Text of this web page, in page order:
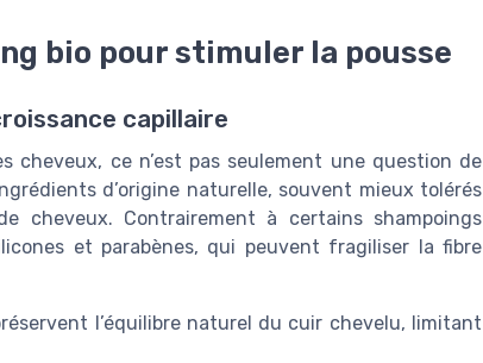
bio pour stimuler la pousse
capillaire
cheveux, ce n’est pas seulement une question de
d’origine naturelle, souvent mieux tolérés
Contrairement à certains shampoings
et parabènes, qui peuvent fragiliser la fibre
l’équilibre naturel du cuir chevelu, limitant